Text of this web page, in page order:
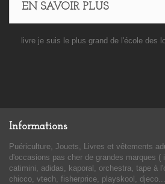
EN SAVOIR PLUS
livre je suis le plus grand de l'école des
Informations
Puériculture, Jouets, Livres et vêtements
d'occasions pas cher de grandes marques (
catimini, adidas, kaporal, orchestra, tape à
chicco, vtech, fisherprice, playskool,